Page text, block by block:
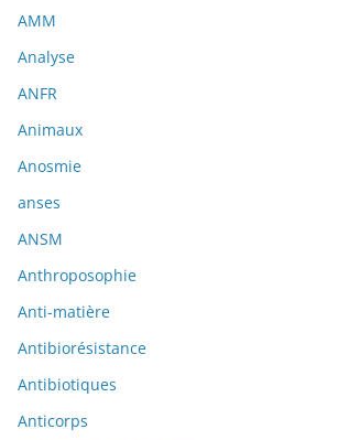
AMM
Analyse
ANFR
Animaux
Anosmie
anses
ANSM
Anthroposophie
Anti-matière
Antibiorésistance
Antibiotiques
Anticorps